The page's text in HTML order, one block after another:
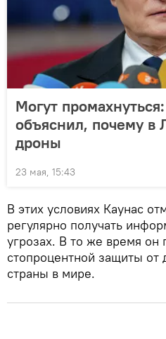
Могут
объяснил, почему в
дроны
23 мая, 15:43
В этих условиях Каунас
регулярно получать
угрозах. В то же время он
стопроцентной защиты от
страны в мире.